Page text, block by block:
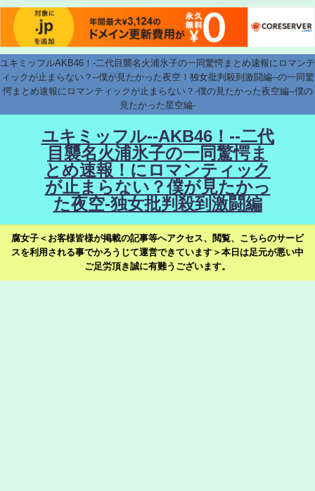
ユキミッフルAKB46！-二代目襲名火浦氷子の一同驚愕まとめ速報にロマンテ
ィックが止まらない？--僕が見たかった夜空！独女批判殺到激闘編--の一同驚
愕まとめ速報にロマンティックが止まらない？-僕の見たかった夜空編--僕の
見たかった星空編-
ユキミッフル--AKB46！--二代
目襲名火浦氷子の一同驚愕ま
とめ速報！にロマンティック
が止まらない？僕が見たかっ
た夜空-独女批判殺到激闘編
腐女子＜お客様皆様が掲載の記事等へアクセス、閲覧、こちらのサービ
スを利用される事でかろうじて運営できています＞本日は足元が悪い中
ご足労頂き誠に有難うございます。